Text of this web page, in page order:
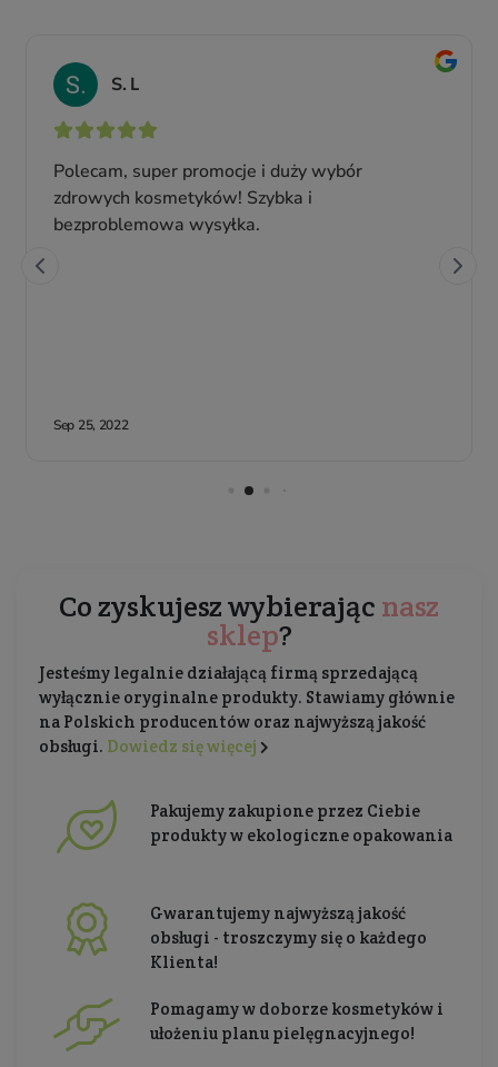
Co zyskujesz wybierając nasz
sklep?
Jesteśmy legalnie działającą firmą sprzedającą
wyłącznie oryginalne produkty. Stawiamy głównie
na Polskich producentów oraz najwyższą jakość
obsługi. Dowiedz się więcej
Pakujemy zakupione przez Ciebie
produkty w ekologiczne opakowania
Gwarantujemy najwyższą jakość
obsługi - troszczymy się o każdego
Klienta!
Pomagamy w doborze kosmetyków i
ułożeniu planu pielęgnacyjnego!